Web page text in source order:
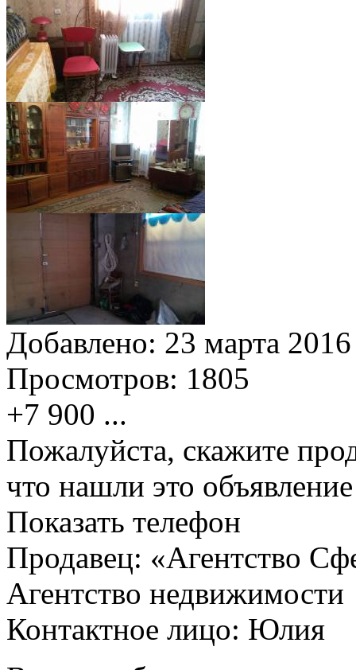
Добавлено: 23 марта 2016
Просмотров: 1805
+7 900 ...
Пожалуйста, скажите
что нашли это
Показать телефон
Продавец: «Агентство
Агентство недвижимости
Контактное лицо: Юлия